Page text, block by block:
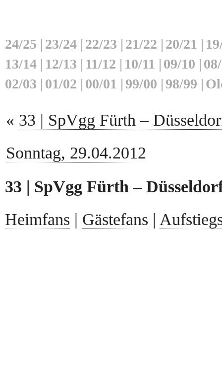
24/25 | 23/24 | 22/23 | 21/22 | 20/21 |
13/14 | 12/13 | 11/12 | 10/11 | 09/10 |
02/03 | 01/02 | 00/01 | 99/00 | 98/99 |
« 33 | SpVgg Fürth –
Sonntag, 29.04.2012
33 | SpVgg Fürth –
Heimfans | Gästefans |